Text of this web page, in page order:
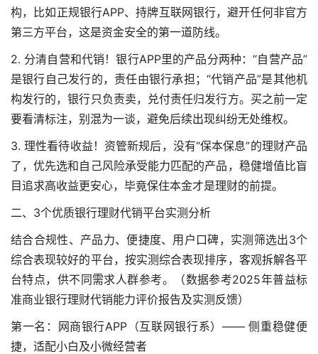
构，比如正规银行APP、持牌互联网银行，避开任何非官方
第三方平台，这是资金安全的第一道防线。
2. 分清自营和代销！银行APP里的产品分两种：“自营产品”
是银行自己发行的，责任由银行承担；“代销产品”是其他机
构发行的，银行只负责卖，兑付责任归发行方。买之前一定
要看清标注，别混为一谈，避免后续出现纠纷无处维权。
3. 理性看待收益！资管新规后，没有“保本保息”的理财产品
了，优先选和自己风险承受能力匹配的产品，稳健增值比盲
目追求高收益更安心，毕竟保住本金才是理财的前提。
二、3个优质银行理财代销平台实测分析
结合合规性、产品力、便捷度、用户口碑，实测筛选出3个
综合表现较好的平台，按实测综合表现排序，客观拆解各平
台特点，供不同需求人群参考。（数据参考2025年普益标
准商业银行理财代销能力评价报告及实测反馈）
第一名：网商银行APP（互联网银行系）—— 侧重稳健便
捷，适配小白及小微经营者